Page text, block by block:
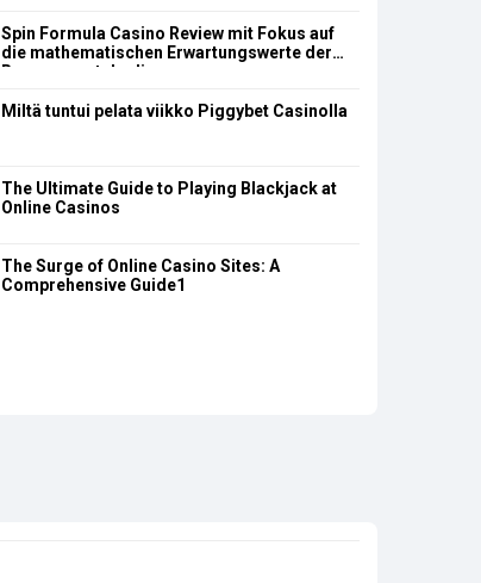
Spin Formula Casino Review mit Fokus auf
die mathematischen Erwartungswerte der
Bonusumsatzbedingungen
Miltä tuntui pelata viikko Piggybet Casinolla
The Ultimate Guide to Playing Blackjack at
Online Casinos
The Surge of Online Casino Sites: A
Comprehensive Guide1